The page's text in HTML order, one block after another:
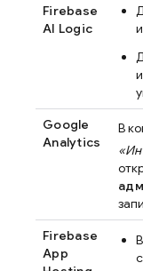
Firebase
AI Logic
Google
Analytics
В
Firebase
App